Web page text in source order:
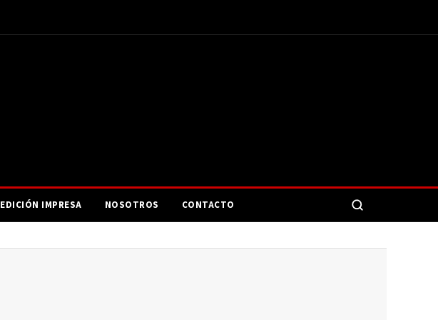
EDICIÓN IMPRESA NOSOTROS CONTACTO